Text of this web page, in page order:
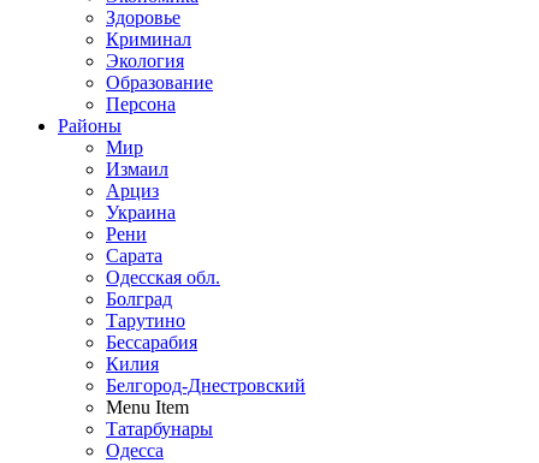
Здоровье
Криминал
Экология
Образование
Персона
Районы
Мир
Измаил
Арциз
Украина
Рени
Сарата
Одесская обл.
Болград
Тарутино
Бессарабия
Килия
Белгород-Днестровский
Menu Item
Татарбунары
Одесса